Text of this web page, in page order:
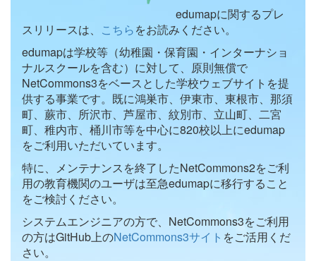
edumapに関するプレ
スリリースは、 こちらをお読みください。
edumapは学校等（幼稚園・保育園・インターナショ
ナルスクールを含む）に対して、原則無償で
NetCommons3をベースとした学校ウェブサイトを提
供する事業です。既に鴻巣市、伊東市、東根市、那須
町、蕨市、所沢市、芦屋市、紋別市、立山町、二宮
町、稚内市、桶川市等を中心に820校以上にedumap
をご利用いただいています。
特に、メンテナンスを終了したNetCommons2をご利
用の教育機関のユーザは至急edumapに移行すること
をご検討ください。
システムエンジニアの方で、NetCommons3をご利用
の方はGitHub上のNetCommons3サイト をご活用くだ
さい。